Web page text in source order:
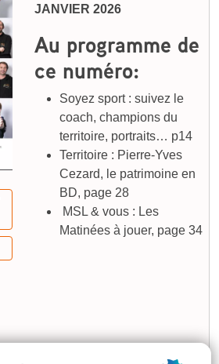
JANVIER 2026
Au programme de
ce numéro:
Soyez sport : suivez le
coach, champions du
territoire, portraits… p14
Territoire : Pierre-Yves
Cezard, le patrimoine en
BD, page 28
MSL & vous : Les
Matinées à jouer, page 34